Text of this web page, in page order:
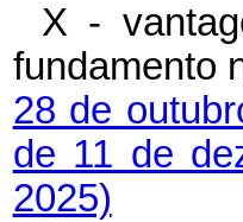
X -
fundamento
28 de
de 11 de
2025)